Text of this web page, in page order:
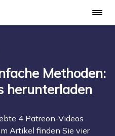
Methoden:
herunterladen
4 Patreon-Videos
Artikel finden Sie vier